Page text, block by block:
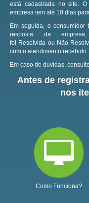
está cadastrada no site.O
empresa tem até 10 dias
Em seguida, o
resposta da
foi Resolvida ou Não
com o atendimento recebido.
Em caso de dúvidas,
Antes de
nos
Como Funciona?